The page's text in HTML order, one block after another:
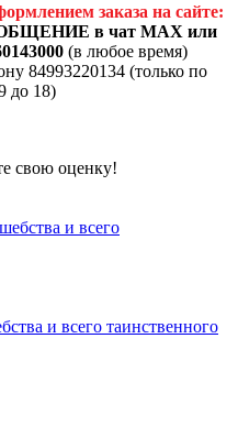
заказа на сайте:
в чат MAX или
(в любое время)
84993220134 (только по
до 18)
свою оценку!
и всего таинственного